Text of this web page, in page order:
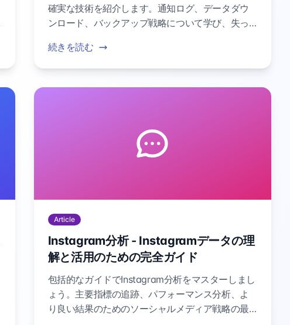
確実な技術を紹介します。通知ログ、データダウ
ンロード、バックアップ戦略について学び、失っ
続きを読む
Article
Instagram分析 - Instagramデータの理
解と活用のための完全ガイド
包括的なガイドでInstagram分析をマスターしまし
ょう。主要指標の追跡、パフォーマンス分析、よ
り良い結果のためのソーシャルメディア戦略の最